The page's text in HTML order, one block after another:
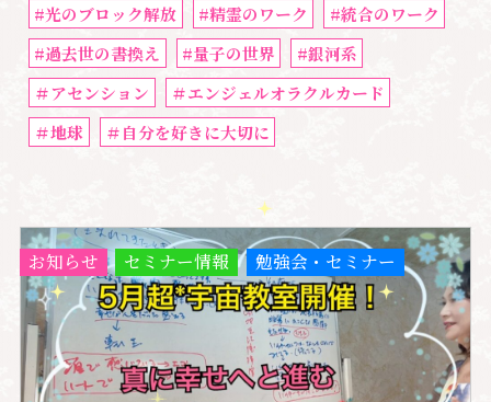
#光のブロック解放 #精霊のワーク
#統合のワーク
#過去世の書換え
#量子の世界
#銀河系
＃アセンション
＃エンジェルオラクルカード
＃地球
＃自分を好きに大切に
お知らせ セミナー情報 勉強会・セミナー